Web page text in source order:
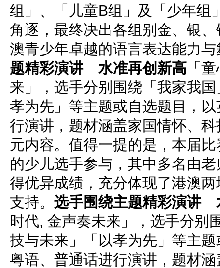
组」、「儿童B组」及「少年组
角逐，最终决出各组别金、银
澳青少年卓越的语言表达能力
题精彩演讲 水准再创新高 「
来」，选手分别围绕「我家我
孝为先」等主题或自选题目，
行演讲，题材涵盖家国情怀、
元内容。值得一提的是，本届
的少儿选手参与，其中多名由
得优异成绩，充分体现了港澳
支持。 选手围绕主题精彩演讲
时代, 金声奏未来」，选手分别
技与未来」「以孝为先」等主
粤语、普通话进行演讲，题材